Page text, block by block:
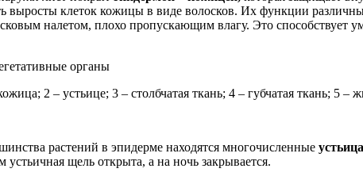
выросты клеток кожицы в виде волосков. Их функции
налетом, плохо пропускающим влагу. Это способствует
2 – устьице; 3 – столбчатая ткань; 4 – губчатая ткань; 5 –
растений в эпидерме находятся многочисленные устьица
щель открыта, а на ночь закрывается.